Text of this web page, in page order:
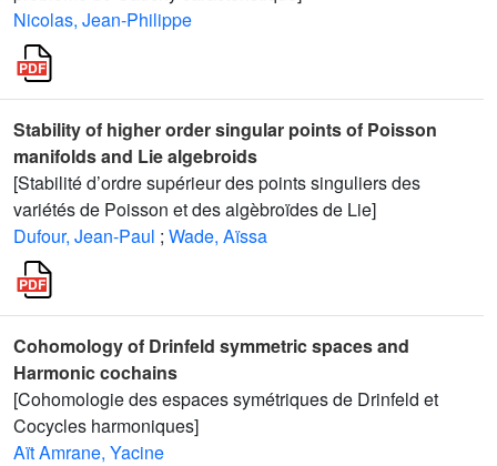
Nicolas, Jean-Philippe
Stability of higher order singular points of Poisson
manifolds and Lie algebroids
[Stabilité d’ordre supérieur des points singuliers des
variétés de Poisson et des algèbroïdes de Lie]
Dufour, Jean-Paul ; Wade, Aïssa
Cohomology of Drinfeld symmetric spaces and
Harmonic cochains
[Cohomologie des espaces symétriques de Drinfeld et
Cocycles harmoniques]
Aït Amrane, Yacine